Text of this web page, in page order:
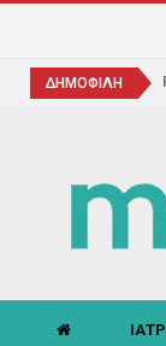
ΔΗΜΟΦΙΛΗ